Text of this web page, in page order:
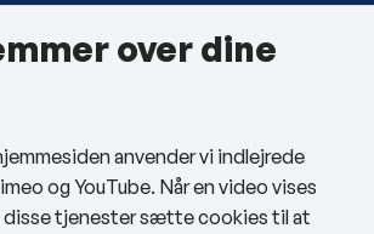
over dine
anvender vi indlejrede
og YouTube. Når en video vises
disse tjenester sætte cookies til at